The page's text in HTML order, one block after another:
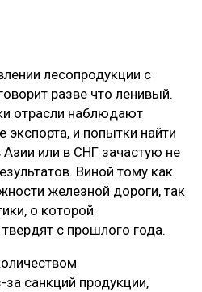
ПЛИТ
лесопродукции с
разве что ленивый.
отрасли наблюдают
и попытки найти
или в СНГ зачастую не
Виной тому как
железной дороги, так
о которой
с прошлого года.
санкций продукции,